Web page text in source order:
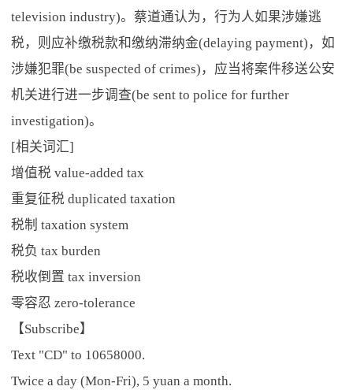
television industry)。蔡道通认为，行为人如果涉嫌逃
税，则应补缴税款和缴纳滞纳金(delaying payment)，如
涉嫌犯罪(be suspected of crimes)，应当将案件移送公安
机关进行进一步调查(be sent to police for further
investigation)。
[相关词汇]
增值税 value-added tax
重复征税 duplicated taxation
税制 taxation system
税负 tax burden
税收倒置 tax inversion
零容忍 zero-tolerance
【Subscribe】
Text "CD" to 10658000.
Twice a day (Mon-Fri), 5 yuan a month.